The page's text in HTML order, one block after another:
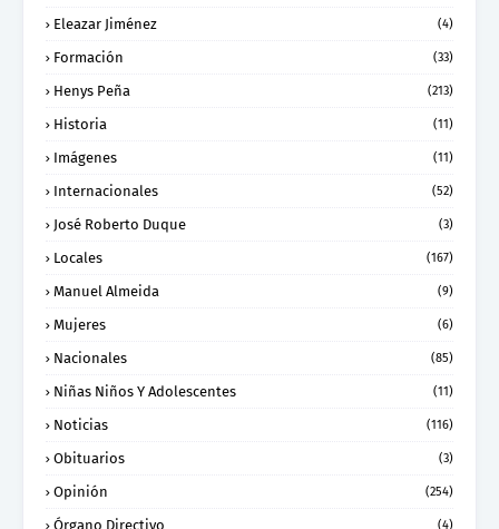
Eleazar Jiménez (4)
Formación (33)
Henys Peña (213)
Historia (11)
Imágenes (11)
Internacionales (52)
José Roberto Duque (3)
Locales (167)
Manuel Almeida (9)
Mujeres (6)
Nacionales (85)
Niñas Niños Y Adolescentes (11)
Noticias (116)
Obituarios (3)
Opinión (254)
Órgano Directivo (4)